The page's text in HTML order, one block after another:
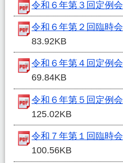
令和６年第３回定例会
令和６年第２回臨時会
83.92KB
令和６年第４回定例会
69.84KB
令和６年第５回定例会
125.02KB
令和７年第１回臨時会
100.56KB